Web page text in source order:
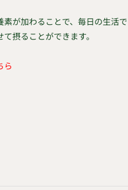
が加わることで、毎日の生活で
摂ることができます。
ら